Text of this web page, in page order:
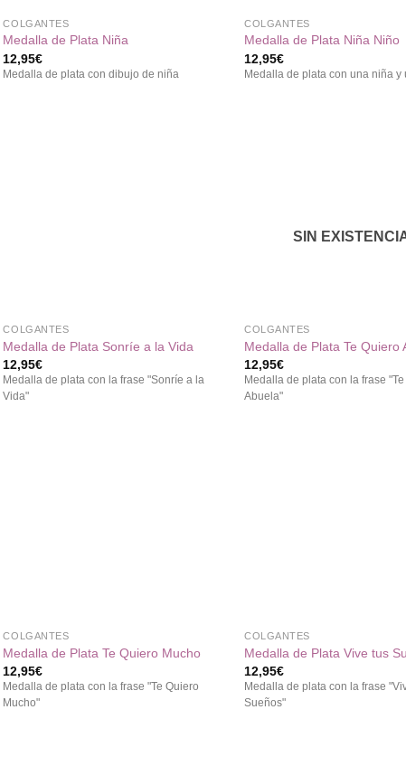
COLGANTES
Medalla de Plata Niña
12,95€
Medalla de plata con dibujo de niña
COLGANTES
Medalla de Plata Niña Niño
12,95€
Medalla de plata con una niña y
COLGANTES
Medalla de Plata Sonríe a la Vida
12,95€
Medalla de plata con la frase "Sonríe a la
Vida"
SIN
COLGANTES
Medalla de Plata Te Quiero
12,95€
Medalla de plata con la frase
Abuela"
COLGANTES
Medalla de Plata Te Quiero Mucho
12,95€
Medalla de plata con la frase "Te Quiero
Mucho"
COLGANTES
Medalla de Plata Vive tus
12,95€
Medalla de plata con la frase
Sueños"